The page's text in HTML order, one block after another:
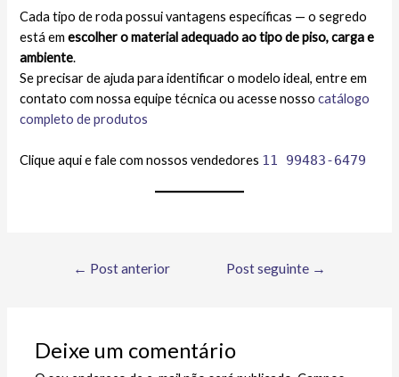
Cada tipo de roda possui vantagens específicas — o segredo
está emescolher o material adequado ao tipo de piso, carga e
ambiente.
Se precisar de ajuda para identificar o modelo ideal, entre em
contato com nossa equipe técnica ou acesse nossocatálogo
completo de produtos
Clique aqui e fale com nossos vendedores 11 99483-6479
← Post anterior Post seguinte →
Deixe um comentário